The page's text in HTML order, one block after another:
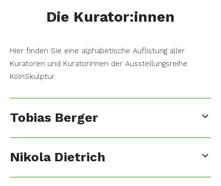
Die Kurator:innen
Hier finden Sie eine alphabetische Auflistung aller
Kuratoren und Kuratorinnen der Ausstellungsreihe
KölnSkulptur.
Tobias Berger
Nikola Dietrich